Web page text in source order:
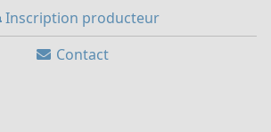
Inscription producteur
Contact